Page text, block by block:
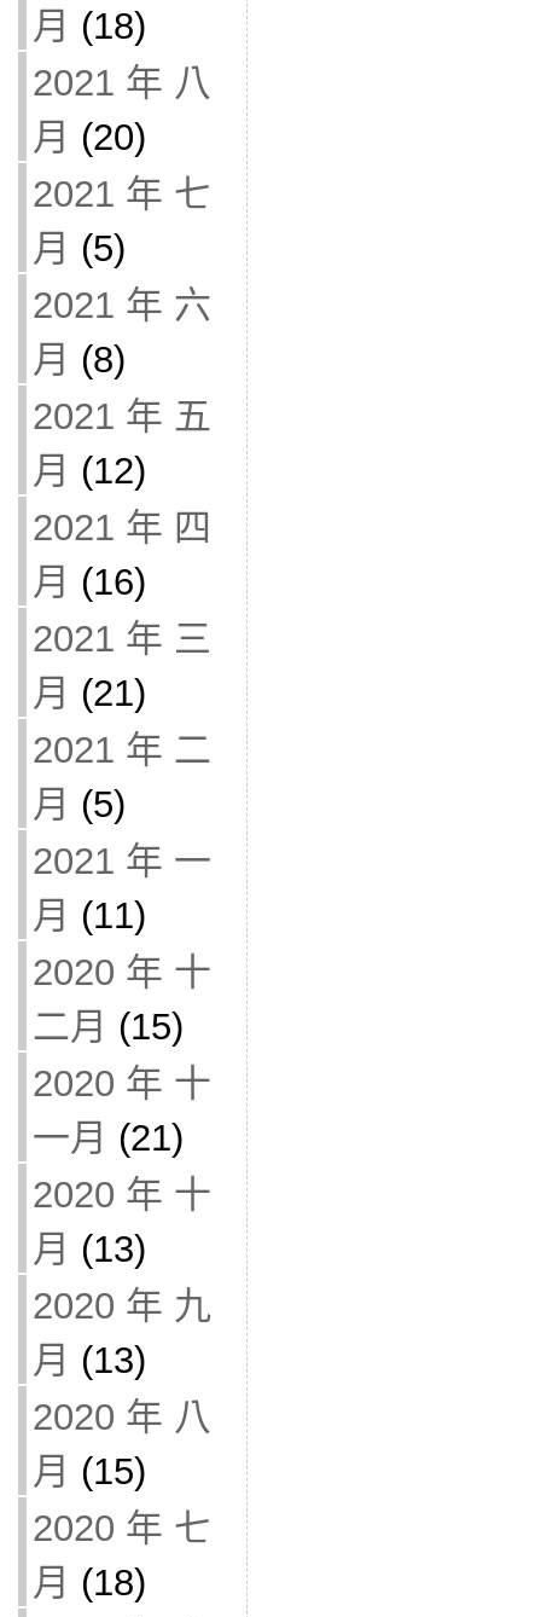
月 (18)
2021 年 八
月 (20)
2021 年 七
月 (5)
2021 年 六
月 (8)
2021 年 五
月 (12)
2021 年 四
月 (16)
2021 年 三
月 (21)
2021 年 二
月 (5)
2021 年 一
月 (11)
2020 年 十
二月 (15)
2020 年 十
一月 (21)
2020 年 十
月 (13)
2020 年 九
月 (13)
2020 年 八
月 (15)
2020 年 七
月 (18)